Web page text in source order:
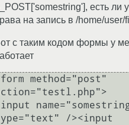
есть ли
на запись в /home/user/
с таким кодом формы у
method="post"
/><input